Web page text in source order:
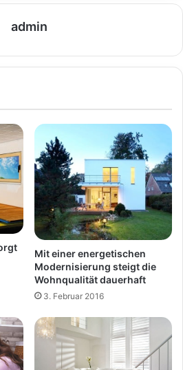
admin
Mit einer energetischen
Modernisierung steigt die
Wohnqualität dauerhaft
3. Februar 2016